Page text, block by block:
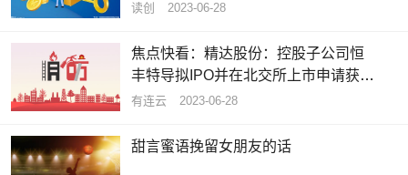
读创 2023-06-28
焦点快看：精达股份：控股子公司恒
丰特导拟IPO并在北交所上市申请获得
受理
有连云 2023-06-28
甜言蜜语挽留女朋友的话